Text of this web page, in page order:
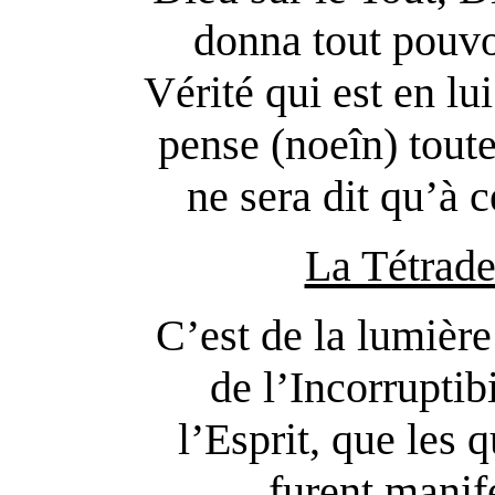
donna tout
Vérité qui est en
pense (noeîn)
ne sera dit qu’à
La
C’est de la
de
l’Esprit, que les